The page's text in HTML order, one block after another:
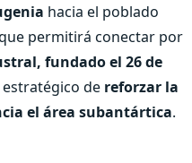
hacia el poblado
permitirá conectar por
fundado el 26 de
de reforzar la
el área subantártica.